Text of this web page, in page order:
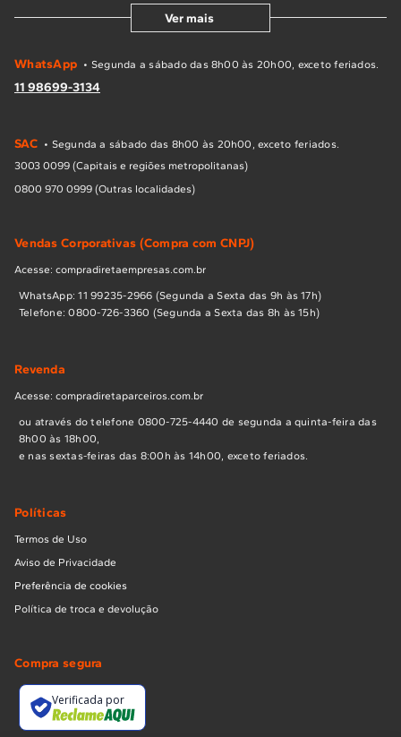
Ver mais
WhatsApp • Segunda a sábado das 8h00 às 20h00, exceto feriados.
11 98699-3134
SAC • Segunda a sábado das 8h00 às 20h00, exceto feriados.
3003 0099 (Capitais e regiões metropolitanas)
0800 970 0999 (Outras localidades)
Vendas Corporativas (Compra com CNPJ)
Acesse: compradiretaempresas.com.br
WhatsApp: 11 99235-2966 (Segunda a Sexta das 9h às 17h)
Telefone: 0800-726-3360 (Segunda a Sexta das 8h às 15h)
Revenda
Acesse: compradiretaparceiros.com.br
ou através do telefone 0800-725-4440 de segunda a quinta-feira das
8h00 às 18h00,
e nas sextas-feiras das 8:00h às 14h00, exceto feriados.
Políticas
Termos de Uso
Aviso de Privacidade
Preferência de cookies
Política de troca e devolução
Compra segura
Verificada por